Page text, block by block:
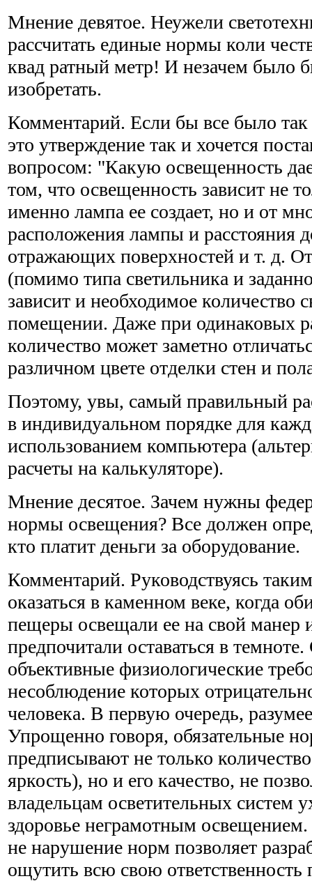
Мнение девятое. Неужели
рассчитать единые нормы коли
квад ратный метр! И незачем было
изобретать.
Комментарий. Если бы все было
это утверждение так и хочется
вопросом: "Какую освещенность
том, что освещенность зависит не
именно лампа ее создает, но и от
расположения лампы и расстояния
отражающих поверхностей и т. д.
(помимо типа светильника и
зависит и необходимое количество
помещении. Даже при одинаковых
количество может заметно
различном цвете отделки стен и
Поэтому, увы, самый правильный
в индивидуальном порядке для
использованием компьютера
расчеты на калькуляторе).
Мнение десятое. Зачем нужны
нормы освещения? Все должен
кто платит деньги за оборудование.
Комментарий. Руководствуясь
оказаться в каменном веке, когда
пещеры освещали ее на свой манер
предпочитали оставаться в
объективные физиологические
несоблюдение которых
человека. В первую очередь,
Упрощенно говоря, обязательные
предписывают не только
яркость), но и его качество, не
владельцам осветительных систем
здоровье неграмотным
не нарушение норм позволяет
ощутить всю свою ответственность